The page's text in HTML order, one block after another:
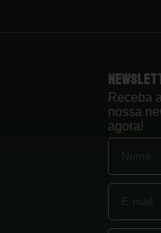
Receba
nossa
agora!